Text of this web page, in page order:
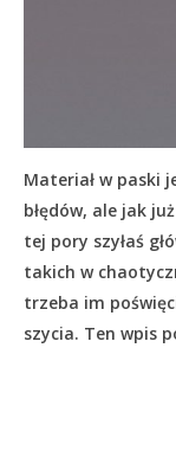
Materiał w paski
błędów, ale jak
tej pory szyłaś
takich w
trzeba im
szycia. Ten wpis